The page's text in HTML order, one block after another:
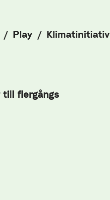
Play Klimatinitiativ
till flergångs